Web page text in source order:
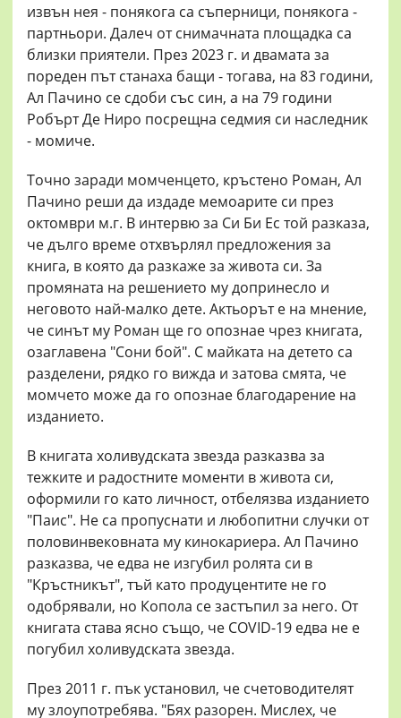
извън нея - понякога са съперници, понякога -
партньори. Далеч от снимачната площадка са
близки приятели. През 2023 г. и двамата за
пореден път станаха бащи - тогава, на 83 години,
Ал Пачино се сдоби със син, а на 79 години
Робърт Де Ниро посрещна седмия си наследник
- момиче.
Точно заради момченцето, кръстено Роман, Ал
Пачино реши да издаде мемоарите си през
октомври м.г. В интервю за Си Би Ес той разказа,
че дълго време отхвърлял предложения за
книга, в която да разкаже за живота си. За
промяната на решението му допринесло и
неговото най-малко дете. Актьорът е на мнение,
че синът му Роман ще го опознае чрез книгата,
озаглавена "Сони бой". С майката на детето са
разделени, рядко го вижда и затова смята, че
момчето може да го опознае благодарение на
изданието.
В книгата холивудската звезда разказва за
тежките и радостните моменти в живота си,
оформили го като личност, отбелязва изданието
"Паис". Не са пропуснати и любопитни случки от
половинвековната му кинокариера. Ал Пачино
разказва, че едва не изгубил ролята си в
"Кръстникът", тъй като продуцентите не го
одобрявали, но Копола се застъпил за него. От
книгата става ясно също, че COVID-19 едва не е
погубил холивудската звезда.
През 2011 г. пък установил, че счетоводителят
му злоупотребява. "Бях разорен. Мислех, че